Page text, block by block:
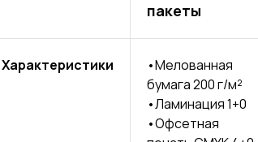
пакеты
Характеристики
•Мелованная
бумага 200 г/м²
•Ламинация 1+0
•Офсетная